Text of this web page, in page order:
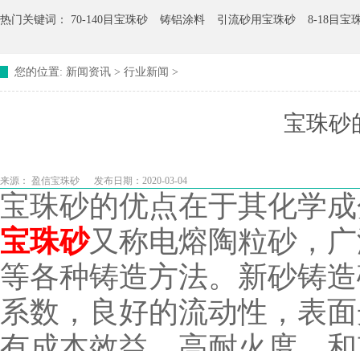
热门关键词： 70-140目宝珠砂 铸铝涂料 引流砂用宝珠砂 8-18目宝
您的位置: 新闻资讯 > 行业新闻 >
宝珠砂
来源： 盈信宝珠砂 发布日期：2020-03-04
宝珠砂的优点在于其化学
宝珠砂又称电熔陶粒砂，
等各种铸造方法。新砂铸
系数，良好的流动性，表